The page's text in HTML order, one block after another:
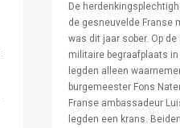
De
de gesneuvelde Franse
was dit jaar sober. Op de
militaire begraafplaats in
legden alleen
burgemeester Fons
Franse ambassadeur
legden een krans. Beiden